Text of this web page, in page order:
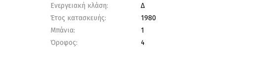
Ενεργειακή κλάση:
Δ
Έτος κατασκευής:
1980
Μπάνια:
1
Όροφος:
4